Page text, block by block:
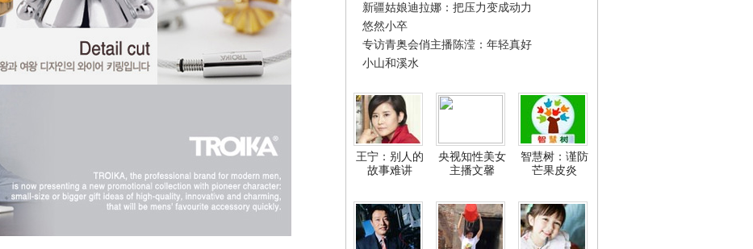
新疆姑娘迪拉娜：把压力变成动力
悠然小卒
专访青奥会俏主播陈滢：年轻真好
小山和溪水
王宁：别人的
故事难讲
央视知性美女
主播文馨
智慧树：谨防
芒果皮炎